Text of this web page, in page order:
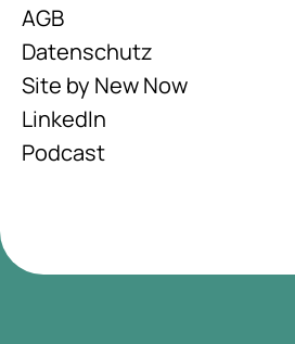
AGB
Datenschutz
Site by New Now
LinkedIn
Podcast